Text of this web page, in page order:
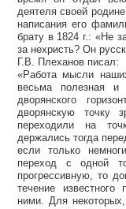
деятеля своей
написания его
брату в 1824 г.: «Не
за нехристь? Он
Г.В. Плеханов писал:
«Работа мысли
весьма полезная и
дворянского
дворянскую точку
переходили на
держались тогда
если только
переход с одной
прогрессивную, то
течение
ними. Для